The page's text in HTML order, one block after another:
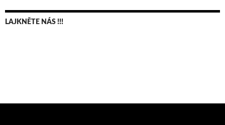
LAJKNĚTE NÁS !!!